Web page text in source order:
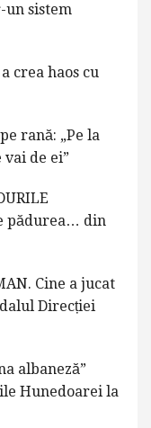
un sistem
crea haos cu
rană: „Pe la
de ei”
pădurea… din
Cine a jucat
Direcției
albaneză”
Hunedoarei la